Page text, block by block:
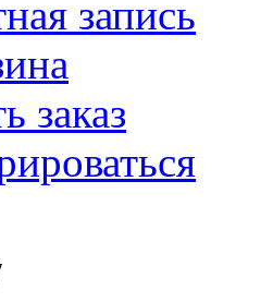
запись
заказ